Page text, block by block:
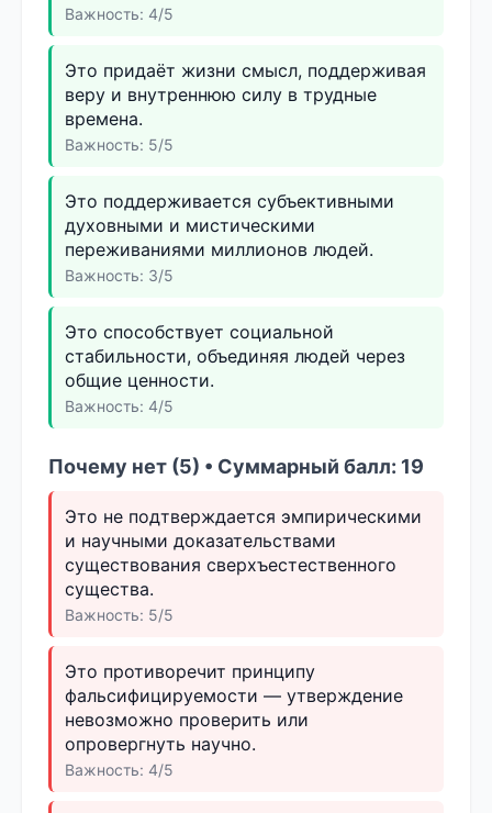
Важность: 4/5
Это придаёт жизни смысл, поддерживая
веру и внутреннюю силу в трудные
времена.
Важность: 5/5
Это поддерживается субъективными
духовными и мистическими
переживаниями миллионов людей.
Важность: 3/5
Это способствует социальной
стабильности, объединяя людей через
общие ценности.
Важность: 4/5
Почему нет (5) • Суммарный балл: 19
Это не подтверждается эмпирическими
и научными доказательствами
существования сверхъестественного
существа.
Важность: 5/5
Это противоречит принципу
фальсифицируемости — утверждение
невозможно проверить или
опровергнуть научно.
Важность: 4/5